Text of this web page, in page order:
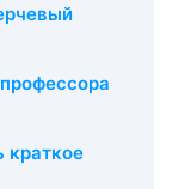
краткое